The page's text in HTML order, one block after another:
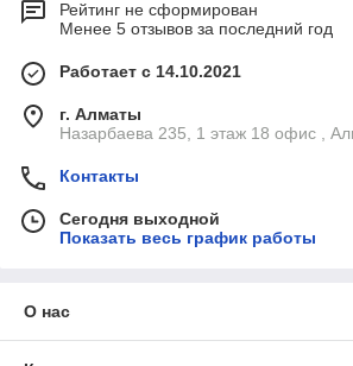
Рейтинг не сформирован
Менее 5 отзывов за последний год
Работает с 14.10.2021
г. Алматы
Назарбаева 235, 1 этаж 18 офис ,
Контакты
Сегодня выходной
Показать весь график работы
О нас